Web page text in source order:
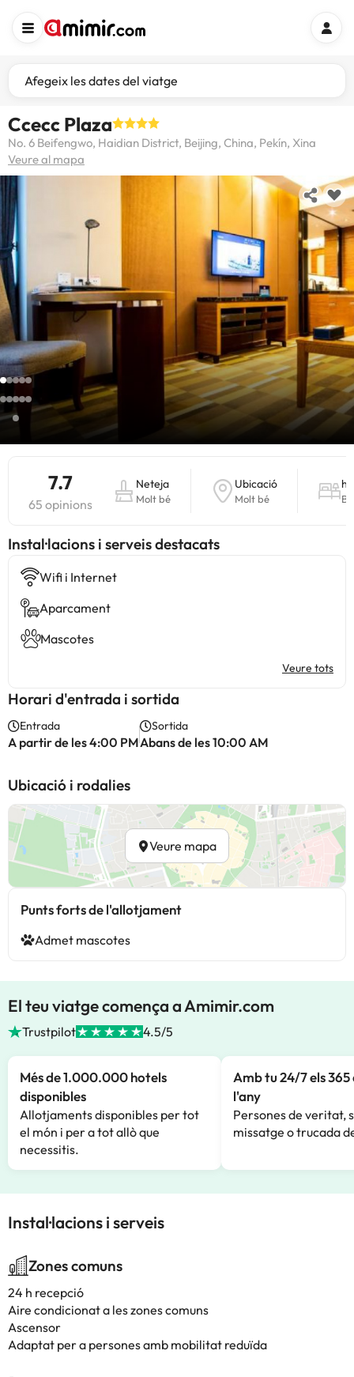
Afegeix les dates del viatge
Ccecc Plaza
No. 6 Beifengwo, Haidian District, Beijing, China, Pekín, Xina
Veure al mapa
7.7
65 opinions
Neteja
Molt bé
Ubicació
Molt bé Bé
Instal·lacions i serveis destacats
Wifi i Internet
Aparcament
Mascotes
Veure tots
Horari d'entrada i sortida
Entrada
A partir de les 4:00 PM
Sortida
Abans de les 10:00 AM
Ubicació i rodalies
Veure mapa
Punts forts de l'allotjament
Admet mascotes
El teu viatge comença a Amimir.com
Trustpilot 4.5/5
Més de 1.000.000 hotels
disponibles
Allotjaments disponibles per tot
el món i per a tot allò que
necessitis.
Amb tu 24/7 els 365
l'any
Persones de veritat,
missatge o trucada
Instal·lacions i serveis
Zones comuns
24 h recepció
Aire condicionat a les zones comuns
Ascensor
Adaptat per a persones amb mobilitat reduïda